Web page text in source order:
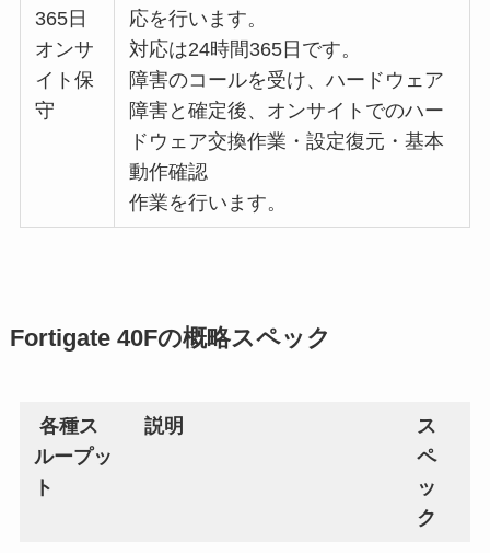
365日
オンサ
イト保
守
応を行います。
対応は24時間365日です。
障害のコールを受け、ハードウェア
障害と確定後、オンサイトでのハー
ドウェア交換作業・設定復元・基本
動作確認
作業を行います。
Fortigate 40Fの概略スペック
各種ス
ループッ
ト
説明
ス
ペ
ッ
ク